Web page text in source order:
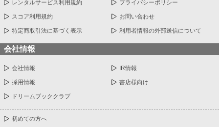
レンタルサービス利用規約 プライバシーポリシー
スコア利用規約 お問い合わせ
特定商取引法に基づく表示 利用者情報の外部送信について
会社情報
会社情報 IR情報
採用情報 書店様向け
ドリームブッククラブ
初めての方へ